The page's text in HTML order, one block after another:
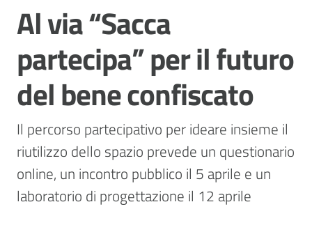
Amministrazione
Novità
Menu selezionato
Vivere
Modena
Salta al contenuto
Al via “Sacca
partecipa” per il futuro
del bene confiscato
Il percorso partecipativo per ideare insieme il
riutilizzo dello spazio prevede un questionario
online, un incontro pubblico il 5 aprile e un
laboratorio di progettazione il 12 aprile